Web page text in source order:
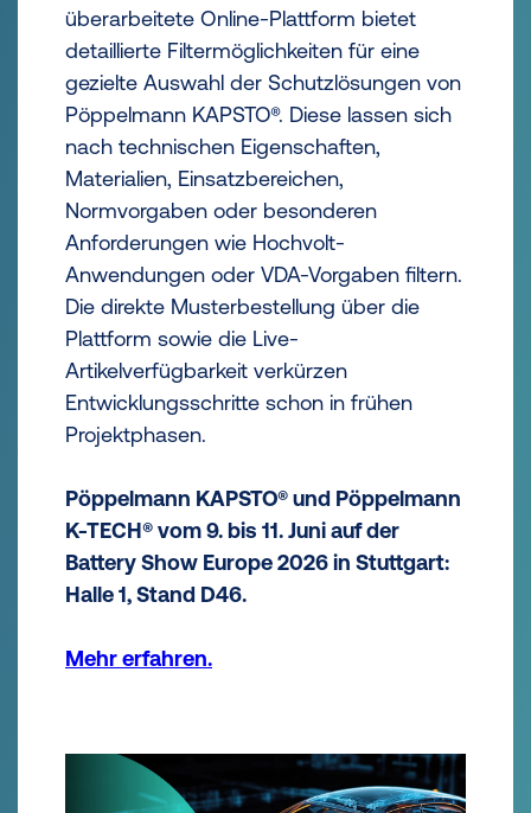
überarbeitete Online-Plattform bietet
detaillierte Filtermöglichkeiten für eine
gezielte Auswahl der Schutzlösungen von
Pöppelmann KAPSTO®. Diese lassen sich
nach technischen Eigenschaften,
Materialien, Einsatzbereichen,
Normvorgaben oder besonderen
Anforderungen wie Hochvolt-
Anwendungen oder VDA-Vorgaben filtern.
Die direkte Musterbestellung über die
Plattform sowie die Live-
Artikelverfügbarkeit verkürzen
Entwicklungsschritte schon in frühen
Projektphasen.
Pöppelmann KAPSTO® und Pöppelmann
K-TECH® vom 9. bis 11. Juni auf der
Battery Show Europe 2026 in Stuttgart:
Halle 1, Stand D46.
Mehr erfahren.